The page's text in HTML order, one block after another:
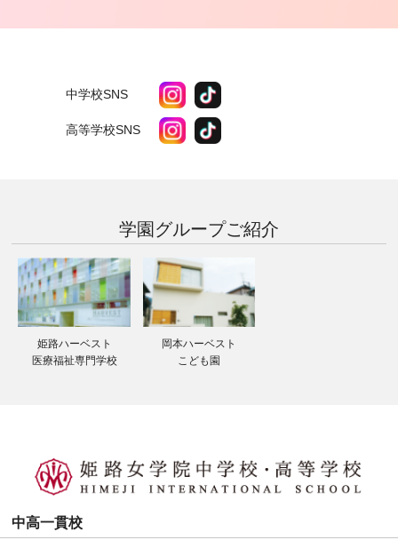
中学校SNS
高等学校SNS
学園グループご紹介
姫路ハーベスト
医療福祉専門学校
岡本ハーベスト
こども園
中高一貫校